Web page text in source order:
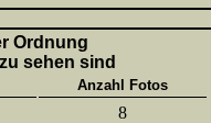
Ordnung
sehen sind
Anzahl Fotos
8